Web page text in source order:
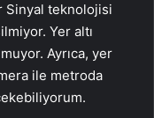
Sinyal teknolojisi
Yer altı
Ayrıca, yer
ile metroda